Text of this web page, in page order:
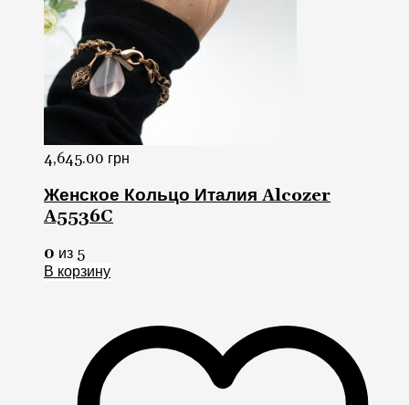
4,645.00 грн
Женское Кольцо Италия Alcozer
A5536C
0 из 5
В корзину